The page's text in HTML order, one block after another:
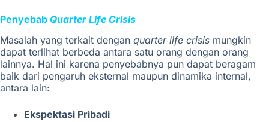
Penyebab Quarter Life Crisis
Masalah yang terkait dengan quarter life crisis mungkin
dapat terlihat berbeda antara satu orang dengan orang
lainnya. Hal ini karena penyebabnya pun dapat beragam
baik dari pengaruh eksternal maupun dinamika internal,
antara lain:
Ekspektasi Pribadi